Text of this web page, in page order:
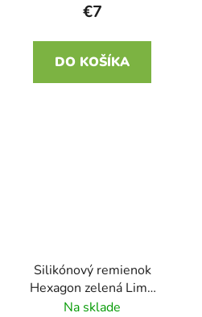
€7
DO KOŠÍKA
Silikónový remienok
Hexagon zelená Lime
22mm
Na sklade